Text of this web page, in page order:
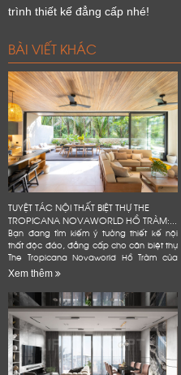
trình thiết kế đẳng cấp nhé!
BÀI VIẾT KHÁC
TUYỆT TÁC NỘI THẤT BIỆT THỰ THE
TROPICANA NOVAWORLD HỒ TRÀM:...
Bạn đang tìm kiếm ý tưởng thiết kế nội
thất độc đáo, đẳng cấp cho căn biệt thự
The Tropicana Novaworld Hồ Tràm của
mình? Hãy để Lifeconcept đồng hành
Xem thêm